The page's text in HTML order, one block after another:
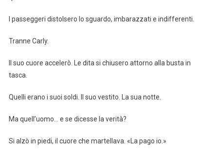
I passeggeri distolsero lo sguardo, imbarazzati e indifferenti.
Tranne Carly.
Il suo cuore accelerò. Le dita si chiusero attorno alla busta in
tasca.
Quelli erano i suoi soldi. Il suo vestito. La sua notte.
Ma quell’uomo… e se dicesse la verità?
Si alzò in piedi, il cuore che martellava. «La pago io.»